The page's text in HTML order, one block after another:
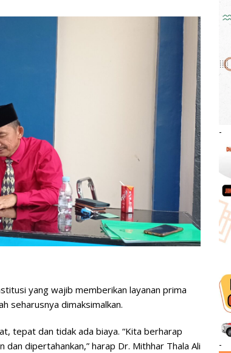
yang wajib memberikan layanan prima
seharusnya dimaksimalkan.
tepat dan tidak ada biaya. “Kita berharap
dipertahankan,” harap Dr. Mithhar Thala Ali
-
-